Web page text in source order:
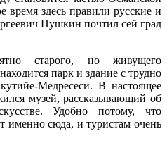
здесь правили русские и
Пушкин почтил сей град
старого, но живущего
парк и здание с трудно
Медресеси. В настоящее
музей, рассказывающий об
Удобно потому, что
именно сюда, и туристам очень